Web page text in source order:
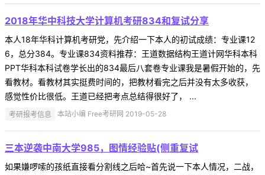
2018年华中科技大学计算机考研834和复试分享
本人18年华科计算机考研党，先介绍一下本人的初试成绩：专业课12
6，总分384。专业课834资料推荐：王道数据结构王道计网华科本科
PPT华科本科试卷学长出的834最后八套卷专业课我是暑假开始的，先
看教材。看教材其实挺费时间的，把教材看完之后并没有太多收获，
感觉性价比很低。王道已经把考点总结得很好了， ...
考研报考信息 本站小编 Free考研网 2019-05-28
三本逆袭中南大学985，图情经验贴(侧重复试
如果嫌啰嗦的孩纸直接看分割线之后哈~首先说一下本人情况，二战，